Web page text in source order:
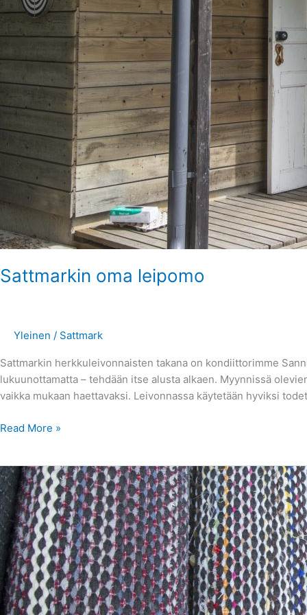
Sattmarkin oma leipomo
Yleinen / Sattmark
Sattmarkin herkkuleivonnaisten takana on kondiittorimme
lukuunottamatta – tehdään itse alusta alkaen. Myynnissä
vaikka mukaan haettavaksi. Leivonnassa käytetään hyviksi
Read More »
Mattojen
kuningatar